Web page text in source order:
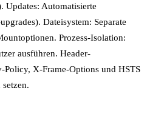
Updates: Automatisierte
Dateisystem: Separate
Prozess-Isolation:
ausführen. Header-
X-Frame-Options und HSTS